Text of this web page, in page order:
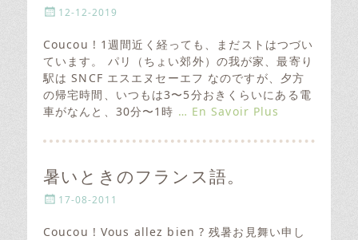
P
s
e
d
o
n
12-12-2019
Coucou ! 1週間近く経っても、まだストはつづい
ています。 パリ（ちょい郊外）の我が家、最寄り
駅は SNCF エスエヌセーエフ なのですが、夕方
の帰宅時間、いつもは3〜5分おきくらいにある電
車がなんと、30分〜1時 … En Savoir Plus
暑いときのフランス語。
P
s
17-08-2011
Coucou ! Vous allez bien ? 残暑お見舞い申し